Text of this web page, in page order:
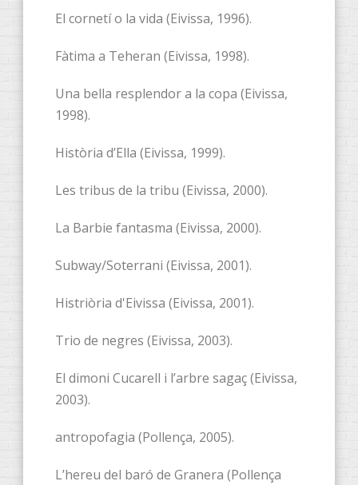
El cornetí o la vida (Eivissa, 1996).
Fàtima a Teheran (Eivissa, 1998).
Una bella resplendor a la copa (Eivissa,
1998).
Història d’Ella (Eivissa, 1999).
Les tribus de la tribu (Eivissa, 2000).
La Barbie fantasma (Eivissa, 2000).
Subway/Soterrani (Eivissa, 2001).
Histriòria d'Eivissa (Eivissa, 2001).
Trio de negres (Eivissa, 2003).
El dimoni Cucarell i l’arbre sagaç (Eivissa,
2003).
antropofagia (Pollença, 2005).
L’hereu del baró de Granera (Pollença